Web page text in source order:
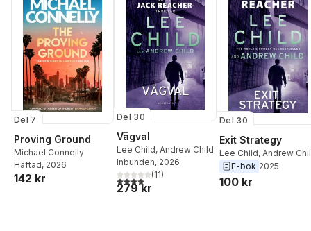
Del 7
Proving Ground
Michael Connelly
Häftad, 2026
142 kr
Del 30
Vägval
Lee Child, Andrew Child
Inbunden, 2026
4,0utav 5 stjärnor. Totalt antal röster:
(11)
279 kr
Del 30
Exit Strategy
Lee Child, Andrew
E-bok 2025
100 kr